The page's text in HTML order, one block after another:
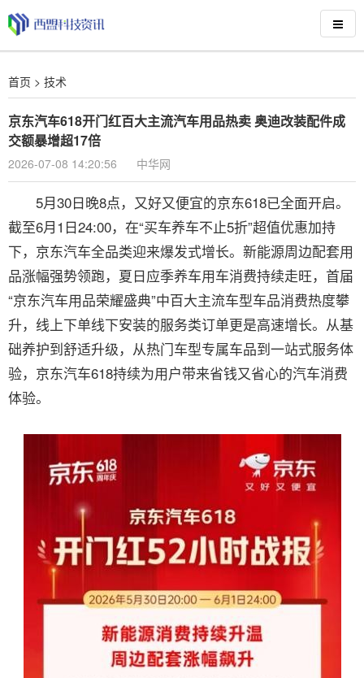
首页 > 技术
京东汽车618开门红百大主流汽车用品热卖 奥迪改装配件成
交额暴增超17倍
2026-07-08 14:20:56 中华网
5月30日晚8点，又好又便宜的京东618已全面开启。
截至6月1日24:00，在“买车养车不止5折”超值优惠加持
下，京东汽车全品类迎来爆发式增长。新能源周边配套用
品涨幅强势领跑，夏日应季养车用车消费持续走旺，首届
“京东汽车用品荣耀盛典”中百大主流车型车品消费热度攀
升，线上下单线下安装的服务类订单更是高速增长。从基
础养护到舒适升级，从热门车型专属车品到一站式服务体
验，京东汽车618持续为用户带来省钱又省心的汽车消费
体验。